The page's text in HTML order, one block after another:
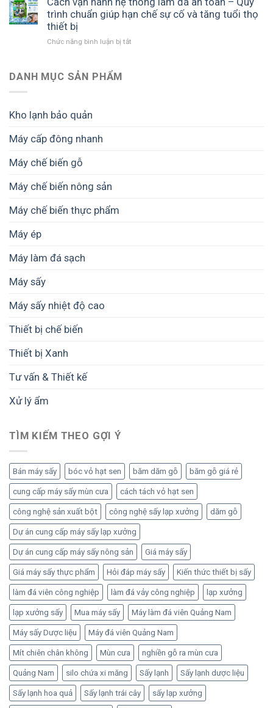
sử
trình chuẩn giúp hạn chế sự cố và tăng tuổi thọ
thiết bị
Chức năng bình luận bị tắt
DANH MỤC SẢN PHẨM
Kho lạnh bảo quản
Máy cấp đông nhanh
Máy chế biến gỗ
Máy chế biến nông sản
Máy chế biến thực phẩm
Máy ép
Máy làm đá sạch
Máy sấy
Máy sấy nhiệt độ cao
Thiết bị chế biến
Thiết bị Xanh
Tư vấn & Thiết kế
Xử lý ẩm
TÌM KIẾM THEO GỢI Ý
Bán máy sấy bóc vỏ hạt sen băm dăm gỗ băm gỗ giá rẻ
cung cấp máy sấy mùn cưa cách tách vỏ hạt sen
công nghệ sản xuất bột công nghệ sấy lạp xưởng dăm gỗ
Dự án cung cấp máy sấy lạp xưởng
Dự án cung cấp máy sấy nông sản Giá máy sấy
Giá máy sấy thực phẩm Hỏi đáp máy sấy Kiến thức thiết bị sấy
làm đá viên công nghiệp làm đá vảy công nghiệp lạp xưởng
lạp xưởng sấy Mua máy sấy Máy làm đá viên Quảng Nam
Máy sấy Dược liệu Máy đá viên Quảng Nam
Mít chiên chân không Mùn cưa nghiền gỗ ra mùn cưa
Quảng Nam silo chứa xi măng Sấy lạnh Sấy lạnh dược liệu
Sấy lạnh hoa quả Sấy lạnh trái cây sấy lạp xưởng